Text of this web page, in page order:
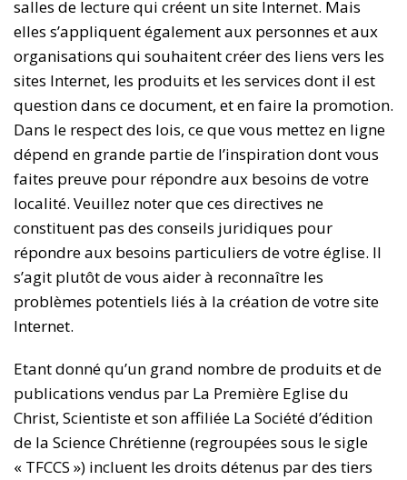
salles de lecture qui créent un site Internet. Mais
elles s’appliquent également aux personnes et aux
organisations qui souhaitent créer des liens vers les
sites Internet, les produits et les services dont il est
question dans ce document, et en faire la promotion.
Dans le respect des lois, ce que vous mettez en ligne
dépend en grande partie de l’inspiration dont vous
faites preuve pour répondre aux besoins de votre
localité. Veuillez noter que ces directives ne
constituent pas des conseils juridiques pour
répondre aux besoins particuliers de votre église. Il
s’agit plutôt de vous aider à reconnaître les
problèmes potentiels liés à la création de votre site
Internet.
Etant donné qu’un grand nombre de produits et de
publications vendus par La Première Eglise du
Christ, Scientiste et son affiliée La Société d’édition
de la Science Chrétienne (regroupées sous le sigle
« TFCCS ») incluent les droits détenus par des tiers